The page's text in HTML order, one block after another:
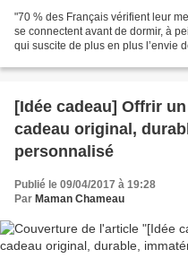
"70 % des Français vérifient leur
se connectent avant de dormir, à
qui suscite de plus en plus l’envie
[Idée cadeau] Offrir
cadeau original,
personnalisé
Publié le 09/04/2017 à 19:28
Par Maman Chameau